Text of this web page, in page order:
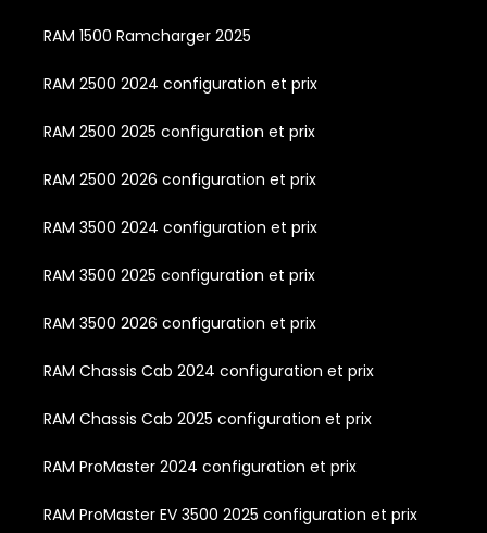
RAM 1500 Ramcharger 2025
RAM 2500 2024 configuration et prix
RAM 2500 2025 configuration et prix
RAM 2500 2026 configuration et prix
RAM 3500 2024 configuration et prix
RAM 3500 2025 configuration et prix
RAM 3500 2026 configuration et prix
RAM Chassis Cab 2024 configuration et prix
RAM Chassis Cab 2025 configuration et prix
RAM ProMaster 2024 configuration et prix
RAM ProMaster EV 3500 2025 configuration et prix